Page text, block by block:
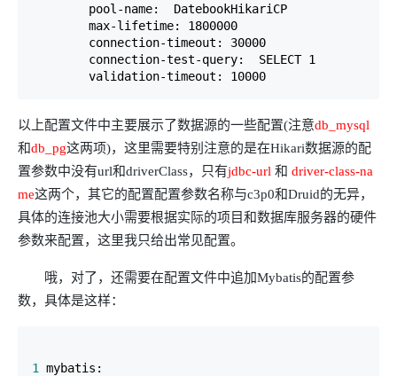
        pool-name:  DatebookHikariCP
        max-lifetime: 1800000
        connection-timeout: 30000
        connection-test-query:  SELECT 1
        validation-timeout: 10000
以上配置文件中主要展示了数据源的一些配置(注意db_mysql
和db_pg这两项)，这里需要特别注意的是在Hikari数据源的配
置参数中没有url和driverClass，只有jdbc-url 和 driver-class-na
me这两个，其它的配置配置参数名称与c3p0和Druid的无异，
具体的连接池大小需要根据实际的项目和数据库服务器的硬件
参数来配置，这里我只给出常见配置。
哦，对了，还需要在配置文件中追加Mybatis的配置参
数，具体是这样：
1